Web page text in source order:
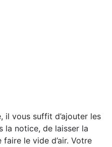
il vous suffit d’ajouter les
la notice, de laisser la
faire le vide d’air. Votre